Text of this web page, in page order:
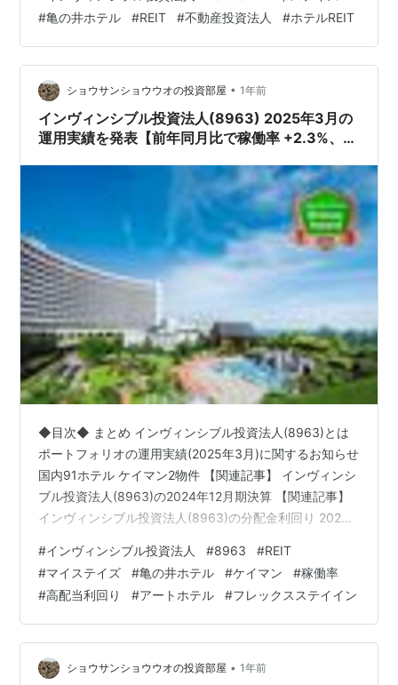
ブル投資法人(8963)の投資主優待 【関連記事】 ブログ
をご覧頂き、ありがとうございます。 皆さんは、ホテル
系REITについても興味をお持ちでしょうか？ インヴィン
シブル投資法人(8963)は、 104のホテルを保有している
REITです。 sh…
#亀の井ホテル #REIT #不動産投資法人 #ホテルREIT
ショウサンショウウオの投資部屋 • 1年前
インヴィンシブル投資法人(8963) 2025年3月の
運用実績を発表【前年同月比で稼働率 +2.3%、
◆目次◆ まとめ インヴィンシブル投資法人(8963)とは
ポートフォリオの運用実績(2025年3月)に関するお知らせ
国内91ホテル ケイマン2物件 【関連記事】 インヴィンシ
ブル投資法人(8963)の2024年12月期決算 【関連記事】
インヴィンシブル投資法人(8963)の分配金利回り 2025
資法人(8963)の投資主優待 【関連記事】 ブログをご覧
頂き、ありがとうございます。 皆さんは、ホテル系REIT
についても興味をお持ちでしょうか？ インヴィンシブル
投資法人(8963)は、 104のホテルを保有しているREITで
す。 s…
#インヴィンシブル投資法人 #8963 #REIT
#マイステイズ #亀の井ホテル #ケイマン #稼働率
#高配当利回り #アートホテル #フレックスステイイン
ショウサンショウウオの投資部屋 • 1年前